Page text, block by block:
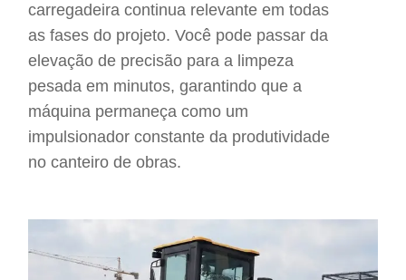
carregadeira continua relevante em todas
as fases do projeto. Você pode passar da
elevação de precisão para a limpeza
pesada em minutos, garantindo que a
máquina permaneça como um
impulsionador constante da produtividade
no canteiro de obras.